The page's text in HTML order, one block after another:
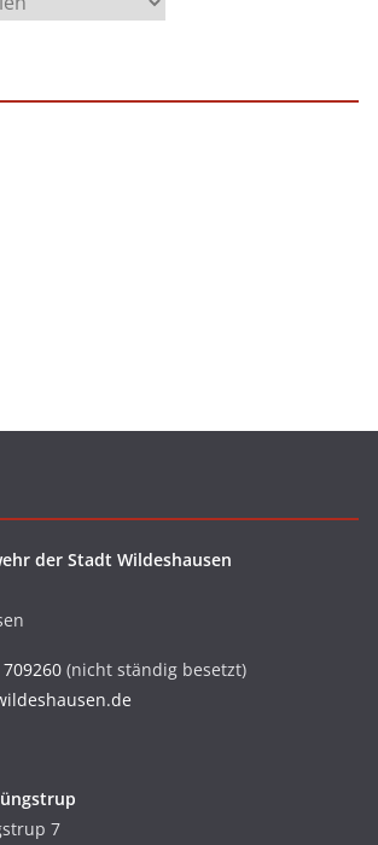
der Stadt Wildeshausen
(nicht ständig besetzt)
7